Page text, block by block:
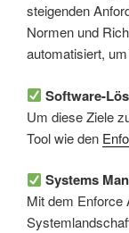
steigenden
Normen und
automatisiert,
Software-
Um diese Ziele
Tool wie den
Systems
Mit dem Enforce